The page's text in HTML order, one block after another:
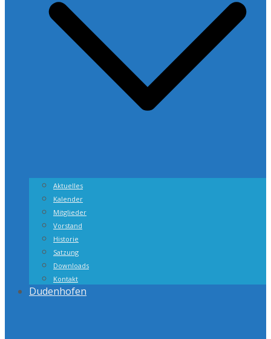
Aktuelles
Kalender
Mitglieder
Vorstand
Historie
Satzung
Downloads
Kontakt
Dudenhofen